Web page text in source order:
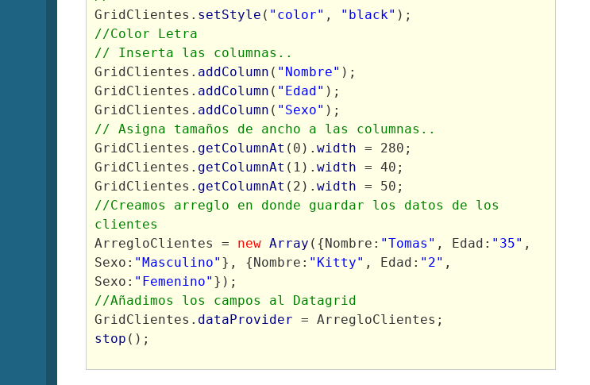
GridClientes. setStyle ( "color" , "black" );
//Color Letra
// Inserta las columnas..
GridClientes. addColumn ( "Nombre" );
GridClientes. addColumn ( "Edad" );
GridClientes. addColumn ( "Sexo" );
// Asigna tamaños de ancho a las columnas..
GridClientes. getColumnAt (0). width = 280;
GridClientes. getColumnAt (1). width = 40;
GridClientes. getColumnAt (2). width = 50;
//Creamos arreglo en donde guardar los datos de los
clientes
ArregloClientes = new Array ({Nombre: "Tomas" , Edad: "35" ,
Sexo: "Masculino" }, {Nombre: "Kitty" , Edad: "2" ,
Sexo: "Femenino" });
//Añadimos los campos al Datagrid
GridClientes. dataProvider = ArregloClientes;
stop ();